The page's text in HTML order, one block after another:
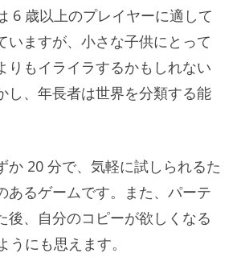
6 歳以上のプレイヤーに適して
いますが、小さな子供にとって
りもイライラするかもしれない
し、年長者は世界を分類する能
か 20 分で、気軽に試しられるた
あるゲームです。また、パーテ
後、自分のコピーが欲しくなる
にも思えます。